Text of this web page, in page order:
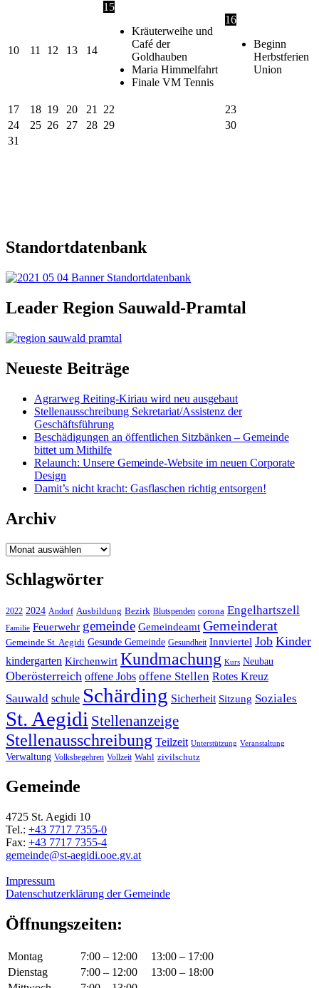
10 11 12 13 14
15
Kräuterweihe und
Café der
Goldhauben
Maria Himmelfahrt
Finale VM Tennis
16
Beginn
Herbstferien
Union
17 18 19 20 21 22
23
24
25 26 27 28 29
30
31
Standortdatenbank
Leader Region Sauwald-Pramtal
Neueste Beiträge
Agrarweg Reiting-Kiriau wird neu ausgebaut
Stellenausschreibung Sekretariat/Assistenz der
Geschäftsführung
Beschädigungen an öffentlichen Sitzbänken – Gemeinde
bittet um Mithilfe
Relaunch: Unsere Gemeinde-Website im neuen Corporate
Design
Damit’s nicht kracht: Gasflaschen richtig entsorgen!
Archiv
Archiv
Schlagwörter
2022 2024 Andorf Ausbildung Bezirk Blutspenden corona Engelhartszell
Familie Feuerwehr gemeinde Gemeindeamt Gemeinderat
Gemeinde St. Aegidi Gesunde Gemeinde Gesundheit Innviertel Job Kinder
kindergarten Kirchenwirt Kundmachung Kurs Neubau
Oberösterreich offene Jobs offene Stellen Rotes Kreuz
Sauwald schule Schärding Sicherheit Sitzung Soziales
St. Aegidi Stellenanzeige
Stellenausschreibung Teilzeit Unterstützung Veranstaltung
Verwaltung Volksbegehren Vollzeit Wahl zivilschutz
Gemeinde
4725 St. Aegidi 10
Tel.: +43 7717 7355-0
Fax: +43 7717 7355-4
gemeinde@st-aegidi.ooe.gv.at
Impressum
Datenschutzerklärung der Gemeinde
Öffnungszeiten:
Montag 7:00 – 12:00
13:00 – 17:00
Dienstag
7:00 – 12:00
13:00 – 18:00